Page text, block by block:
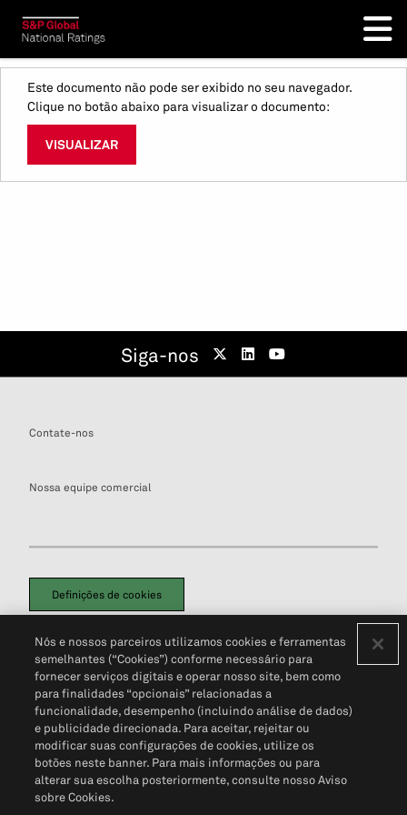
Este documento não pode ser exibido no seu navegador.
Clique no botão abaixo para visualizar o documento:
VISUALIZAR
Siga-nos
Contate-nos
Nossa equipe comercial
Definições de cookies
Política de PrivacidadePortal de privacidade do cliente (em inglês)
Não Venda Minhas Informações Pessoais© 2026 S&P Global
Nós e nossos parceiros utilizamos cookies e ferramentas
semelhantes (“Cookies”) conforme necessário para
fornecer serviços digitais e operar nosso site, bem como
para finalidades “opcionais” relacionadas a
funcionalidade, desempenho (incluindo análise de dados)
e publicidade direcionada. Para aceitar, rejeitar ou
modificar suas configurações de cookies, utilize os
botões neste banner. Para mais informações ou para
alterar sua escolha posteriormente, consulte nosso Aviso
sobre Cookies.